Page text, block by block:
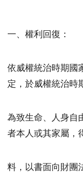
一、權利回復：
依威權統治時期國
定，於威權統治時
為致生命、人身自
者本人或其家屬，
料，以書面向財團